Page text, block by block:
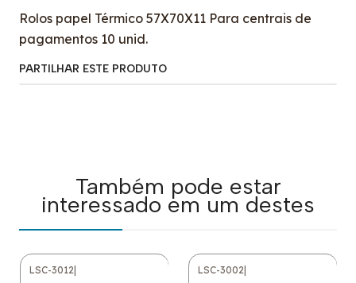
Rolos papel Térmico 57X70X11 Para centrais de
pagamentos 10 unid.
PARTILHAR ESTE PRODUTO
Também pode estar
interessado em um destes
LSC-3012 LSC-3002